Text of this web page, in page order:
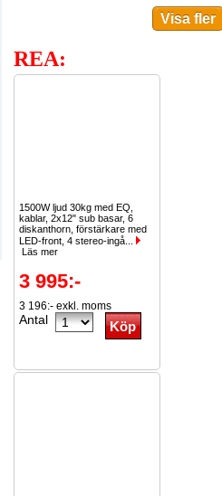
REA:
1500W ljud 30kg med EQ,
kablar, 2x12" sub basar, 6
diskanthorn, förstärkare med
LED-front, 4 stereo-ingå...
Läs mer
3 995:-
3 196:- exkl. moms
Antal